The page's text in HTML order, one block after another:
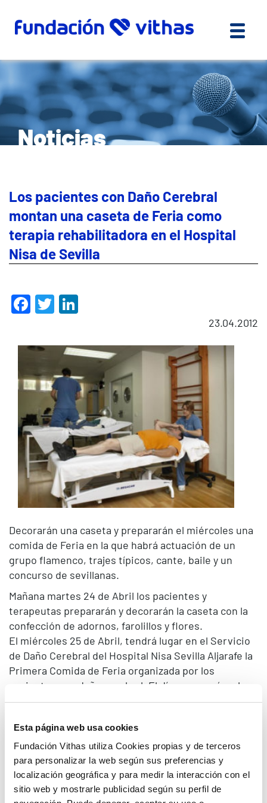
Esta página web usa cookies
Fundación Vithas utiliza Cookies propias y de terceros
para personalizar la web según sus preferencias y
localización geográfica y para medir la interacción con el
sitio web y mostrarle publicidad según su perfil de
Noticias
Los pacientes con Daño Cerebral
montan una caseta de Feria como
terapia rehabilitadora en el Hospital
Nisa de Sevilla
Facebook
Twitter
23.04.2012
Decorarán una caseta y prepararán el miércoles una
comida de Feria en la que habrá actuación de un
grupo flamenco, trajes típicos, cante, baile y un
concurso de sevillanas.
Mañana martes 24 de Abril los pacientes y
terapeutas prepararán y decorarán la caseta con la
confección de adornos, farolillos y flores.
El miércoles 25 de Abril, tendrá lugar en el Servicio
de Daño Cerebral del Hospital Nisa Sevilla Aljarafe la
Primera Comida de Feria organizada por los
pacientes con daño cerebral. El día arrancará en la
mañana con un taller de cocina, donde los pacientes
como el salmorejo, las papasaliñás o la tortilla
española.
La comida será amenizada con la actuación de un
grupo flamenco, no faltarán los trajes típicos, el
cante y el baile y hasta un concurso de sevillanas. En